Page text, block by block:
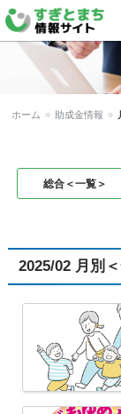
すぎとま
情報サイ
ホーム » 助成金情報 »
総合＜一覧＞
2025/02 月別